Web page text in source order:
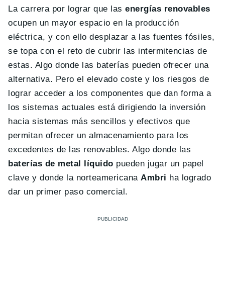
La carrera por lograr que lasenergías renovables
ocupen un mayor espacio en la producción
eléctrica, y con ello desplazar a las fuentes fósiles,
se topa con el reto de cubrir las intermitencias de
estas. Algo donde las baterías pueden ofrecer una
alternativa. Pero el elevado coste y los riesgos de
lograr acceder a los componentes que dan forma a
los sistemas actuales está dirigiendo la inversión
hacia sistemas más sencillos y efectivos que
permitan ofrecer un almacenamiento para los
excedentes de las renovables. Algo donde las
baterías de metal líquido pueden jugar un papel
clave y donde la norteamericanaAmbri ha logrado
dar un primer paso comercial.